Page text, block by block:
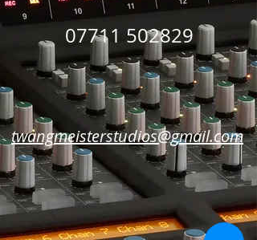
07711 502829
twangmeisterstudios@gmail.com